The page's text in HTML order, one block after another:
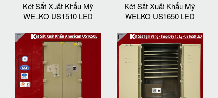
Két Sắt Xuất Khẩu Mỹ
WELKO US1510 LED
Két Sắt Xuất Khẩu Mỹ
WELKO US1650 LED